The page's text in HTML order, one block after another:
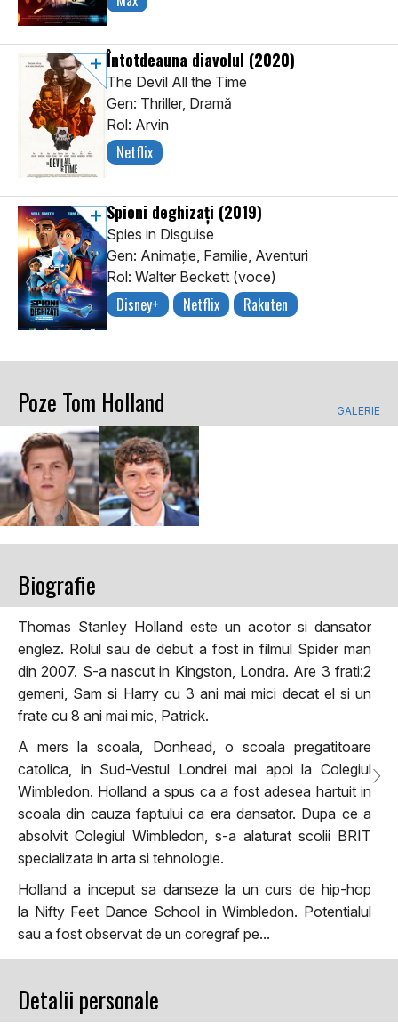
Întotdeauna diavolul (2020)
The Devil All the Time
Gen: Thriller, Dramă
Rol: Arvin
Netflix
Spioni deghizați (2019)
Spies in Disguise
Gen: Animaţie, Familie, Aventuri
Rol: Walter Beckett (voce)
Disney+ Netflix Rakuten
Poze Tom Holland GALERIE
Biografie
Thomas Stanley Holland este un acotor si dansator
englez. Rolul sau de debut a fost in filmul Spider man
din 2007. S-a nascut in Kingston, Londra. Are 3 frati:2
gemeni, Sam si Harry cu 3 ani mai mici decat el si un
frate cu 8 ani mai mic, Patrick.
A mers la scoala, Donhead, o scoala pregatitoare
catolica, in Sud-Vestul Londrei mai apoi la Colegiul
Wimbledon. Holland a spus ca a fost adesea hartuit in
scoala din cauza faptului ca era dansator. Dupa ce a
absolvit Colegiul Wimbledon, s-a alaturat scolii BRIT
specializata in arta si tehnologie.
Holland a inceput sa danseze la un curs de hip-hop
la Nifty Feet Dance School in Wimbledon. Potentialul
sau a fost observat de un coregraf pe...
Detalii personale